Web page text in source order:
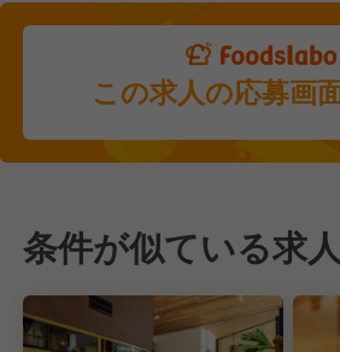
この求人の応募画
条件が似ている求